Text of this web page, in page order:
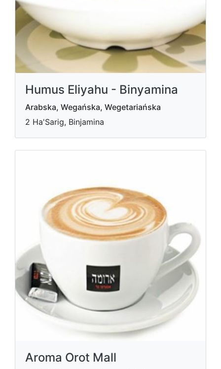
Humus Eliyahu - Binyamina
Arabska, Wegańska, Wegetariańska
2 Ha'Sarig, Binjamina
Aroma Orot Mall